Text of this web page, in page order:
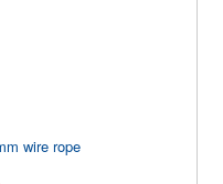
wire rope